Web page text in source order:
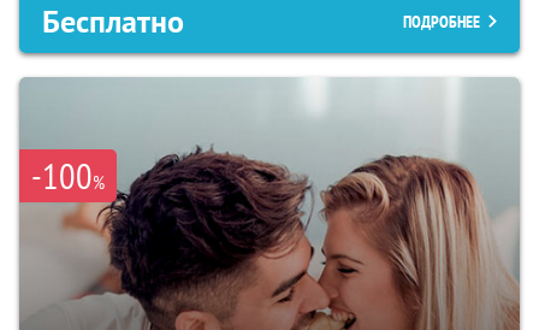
Бесплатно ПОДРОБНЕЕ
-100%